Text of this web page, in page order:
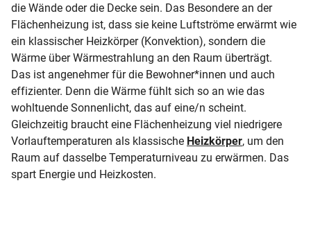
die Wände oder die Decke sein. Das Besondere an der
Flächenheizung ist, dass sie keine Luftströme erwärmt wie
ein klassischer Heizkörper (Konvektion), sondern die
Wärme über Wärmestrahlung an den Raum überträgt.
Das ist angenehmer für die Bewohner*innen und auch
effizienter. Denn die Wärme fühlt sich so an wie das
wohltuende Sonnenlicht, das auf eine/n scheint.
Gleichzeitig braucht eine Flächenheizung viel niedrigere
Vorlauftemperaturen als klassische Heizkörper, um den
Raum auf dasselbe Temperaturniveau zu erwärmen. Das
spart Energie und Heizkosten.